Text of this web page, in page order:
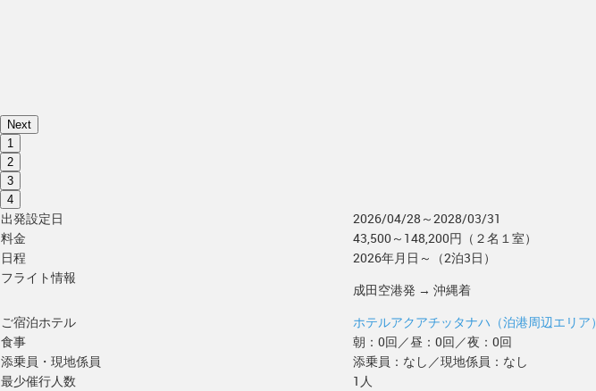
Next
1
2
3
4
出発設定日
2026/04/28～2028/03/31
料金
43,500～148,200円（２名１室）
日程
2026年月日～（2泊3日）
フライト情報
成田空港発 → 沖縄着
ご宿泊ホテル
ホテルアクアチッタナハ（泊港周辺エリア）
食事
朝：0回／昼：0回／夜：0回
添乗員・現地係員
添乗員：なし／現地係員：なし
最少催行人数
1人